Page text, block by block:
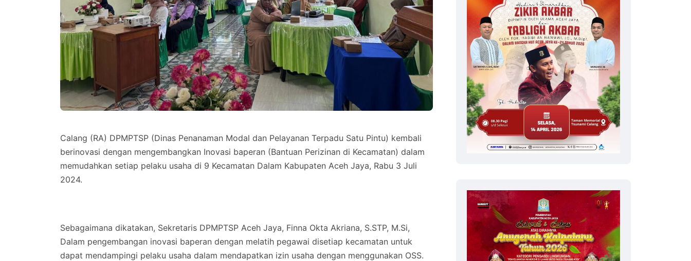
Calang (RA) DPMPTSP (Dinas Penanaman Modal dan Pelayanan Terpadu Satu Pintu) kembali
berinovasi dengan mengembangkan Inovasi baperan (Bantuan Perizinan di Kecamatan) dalam
memudahkan setiap pelaku usaha di 9 Kecamatan Dalam Kabupaten Aceh Jaya, Rabu 3 Juli
2024.
Sebagaimana dikatakan, Sekretaris DPMPTSP Aceh Jaya, Finna Okta Akriana, S.STP, M.Si,
Dalam pengembangan inovasi baperan dengan melatih pegawai disetiap kecamatan untuk
dapat mendampingi pelaku usaha dalam mendapatkan izin usaha dengan menggunakan OSS.